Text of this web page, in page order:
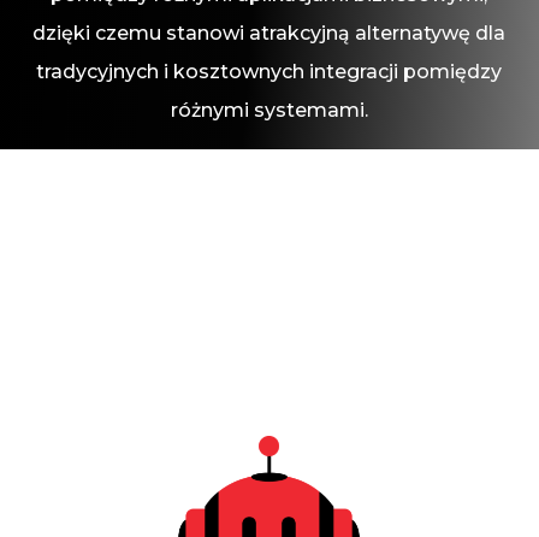
dzięki czemu stanowi atrakcyjną alternatywę dla
tradycyjnych i kosztownych integracji pomiędzy
różnymi systemami.